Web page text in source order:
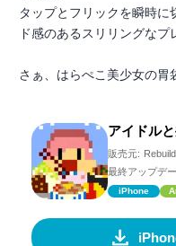
タップとフリックを瞬時
ド感のあるスリリングなプ
さぁ、はらぺこ美少女の胃
アイドル
販売元:
最終アップデ
iPhone